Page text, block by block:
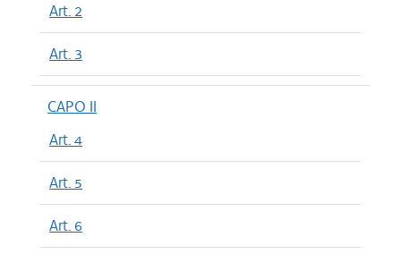
Art. 2
Art. 3
CAPO II
Art. 4
Art. 5
Art. 6